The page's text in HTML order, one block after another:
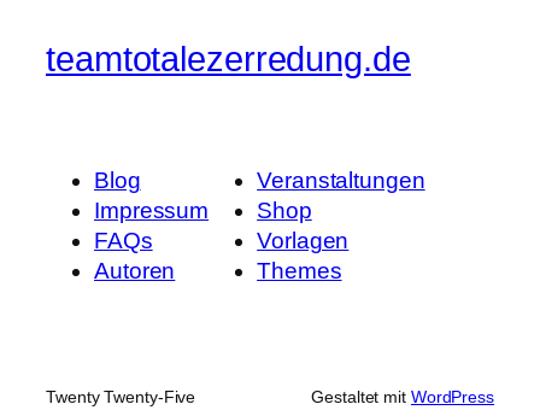
teamtotalezerredung.de
Blog
Impressum
FAQs
Autoren
Veranstaltungen
Shop
Vorlagen
Themes
Twenty Twenty-Five Gestaltet mit WordPress